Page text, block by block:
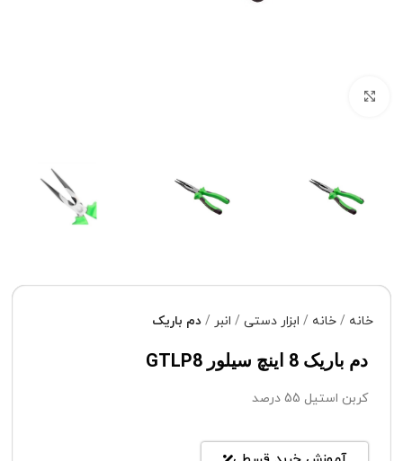
خانه خانه ابزار دستی انبر دم باریک
دم باریک 8 اینچ سیلور GTLP8
کربن استیل 55 درصد